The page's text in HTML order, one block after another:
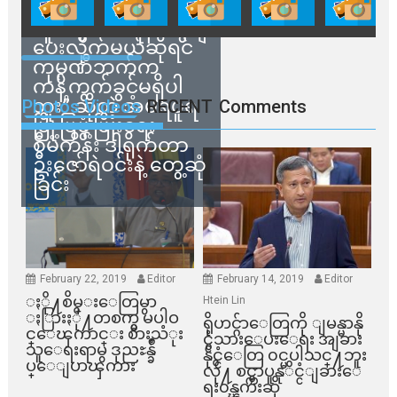
သက်ဆိုင်ရာတာဝန်ရှိ
သူတွေက ဂရန်တွေချ
ပေးလိုက်မယ်ဆိုရင်
ကုမ္ပဏီဘက်က
ကန့်ကွက်ခွင့်မရှိပါ
ဘူး” ဆိုတဲ့ အမရပူရ
မြို့ပြဖွံ့ဖြိုးရေး
စီမံကိန်း ဒါရိုက်တာ
ဦးဇော်ရဲဝင်းနဲ့ တွေ့ဆုံ
ခြင်း
Photos Videos RECENT Comments
February 22, 2019 Editor
ႏို႔စိမ္းေတြမွာ
ႏြားႏို႔တစက္မွ မပါဝ
င္ေၾကာင္း စားသံုး
သူေရးရာမွ ဒုညႊန္ခ်ဳ
ပ္ေျပာၾကား
February 14, 2019
Editor
Htein Lin
ရိုဟင္ဂ်ာေတြကို ျမန္မာနို
င္ငံသားေပးေရး အျခား
နိုင္ငံေတြ ၀င္မပါသင္႔ဘူး
လို႔ စင္ကာပူနုိင္ငံျခားေ
ရး၀န္ၾကီးဆို